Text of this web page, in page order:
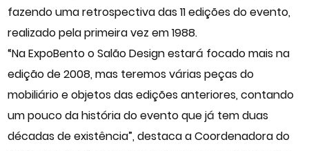
fazendo uma retrospectiva das 11 edições do evento,
realizado pela primeira vez em 1988.
“Na ExpoBento o Salão Design estará focado mais na
edição de 2008, mas teremos várias peças do
mobiliário e objetos das edições anteriores, contando
um pouco da história do evento que já tem duas
décadas de existência”, destaca a Coordenadora do